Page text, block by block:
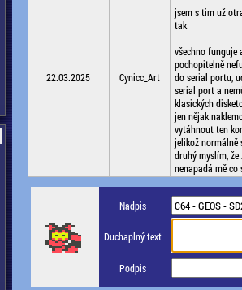
22.03.2025 Cynicc_Art
jsem s tim už
tak
všechno funguje
pochopitelně
do serial portu,
serial port a
klasických
jen nějak
vytáhnout ten
jelikož normálně
druhý myslím,
nenapadá mě co
Nadpis
Duchaplný text
Podpis